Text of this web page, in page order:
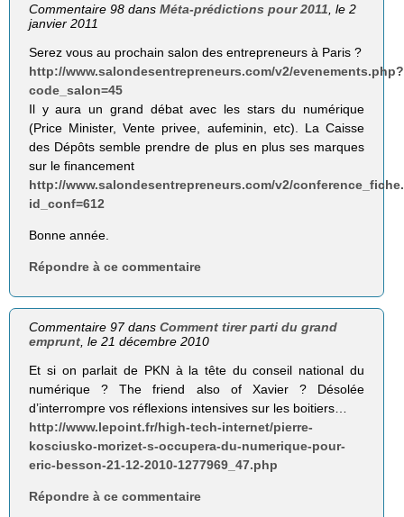
Commentaire 98 dansMéta-prédictions pour 2011 , le 2
janvier 2011
Serez vous au prochain salon des entrepreneurs à Paris ?
http://www.salondesentrepreneurs.com/v2/evenements.php?
code_salon=45
Il y aura un grand débat avec les stars du numérique
(Price Minister, Vente privee, aufeminin, etc). La Caisse
des Dépôts semble prendre de plus en plus ses marques
sur le financement
http://www.salondesentrepreneurs.com/v2/
id_conf=612
Bonne année.
Répondre à ce commentaire
Commentaire 97 dansComment tirer parti du grand
emprunt, le 21 décembre 2010
Et si on parlait de PKN à la tête du conseil national du
numérique ? The friend also of Xavier ? Désolée
d’interrompre vos réflexions intensives sur les boitiers…
http://www.lepoint.fr/high-tech-internet/pierre-
kosciusko-morizet-s-occupera-du-numerique-pour-
eric-besson-21-12-2010-1277969_47.php
Répondre à ce commentaire